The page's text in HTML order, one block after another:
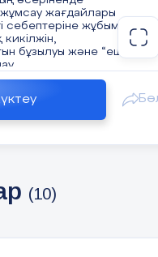
жұмсау жағдайлары
себептеріне жұбымен
бұзылуы және “ешкім
отбасылық
, ойы өзгеріп,көптеген
Соның салдарынан бала
бойынша еліміздегі
(10)